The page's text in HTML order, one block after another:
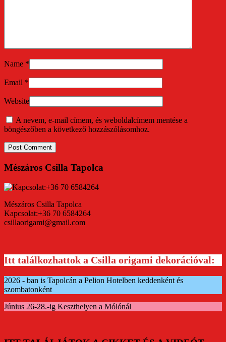
Name *
Email *
Website
A nevem, e-mail címem, és weboldalcímem mentése a
böngészőben a következő hozzászólásomhoz.
Mészáros Csilla Tapolca
Mészáros Csilla Tapolca
Kapcsolat:+36 70 6584264
csillaorigami@gmail.com
Itt találkozhattok a Csilla origami dekorációval:
2026 - ban is Tapolcán a Pelion Hotelben keddenként és
szombatonként
Június 26-28.-ig Keszthelyen a Mólónál